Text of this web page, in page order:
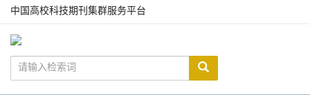
中国高校科技期刊集群服务平台